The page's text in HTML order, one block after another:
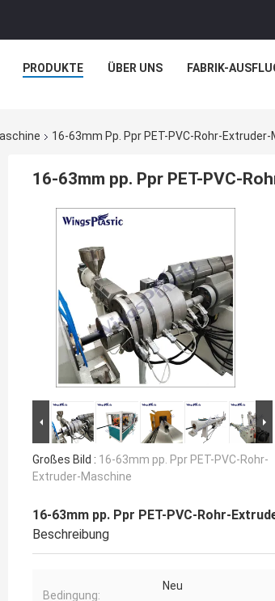
PRODUKTE ÜBER UNS FABRIK-
16-63mm Pp. Ppr PET-PVC-Rohr-
16-63mm pp. Ppr PET-PVC-
Großes Bild : 16-63mm pp. Ppr PET-PVC-Rohr-
Extruder-Maschine
16-63mm pp. Ppr PET-PVC-Rohr-
Beschreibung
Bedingung:
Neu